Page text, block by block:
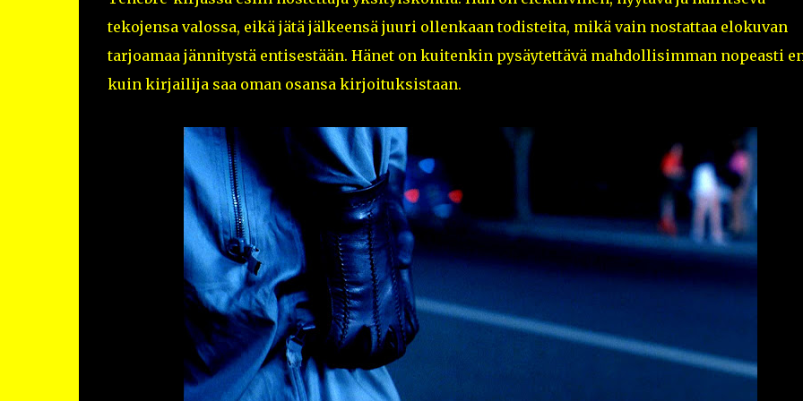
tekojensa valossa, eikä jätä jälkeensä juuri ollenkaan todisteita, mikä vain nostattaa elokuvan
tarjoamaa jännitystä entisestään. Hänet on kuitenkin pysäytettävä mahdollisimman nopeasti
kuin kirjailija saa oman osansa kirjoituksistaan.